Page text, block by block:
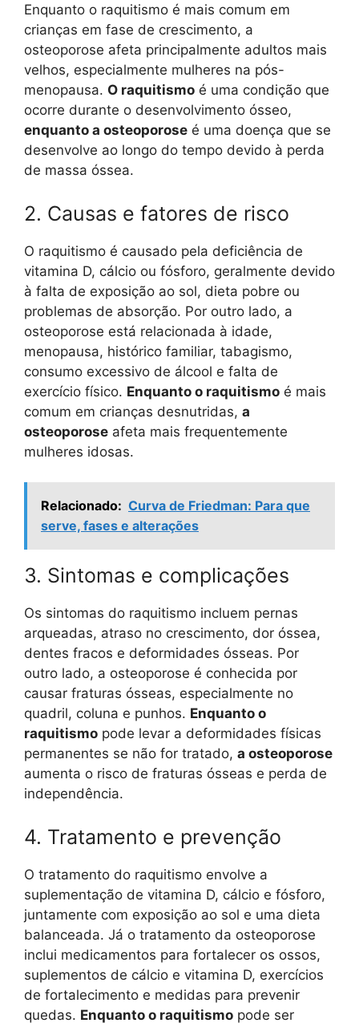
Enquanto o raquitismo é mais comum em
crianças em fase de crescimento, a
osteoporose afeta principalmente adultos mais
velhos, especialmente mulheres na pós-
menopausa. O raquitismo é uma condição que
ocorre durante o desenvolvimento ósseo,
enquanto a osteoporose é uma doença que se
desenvolve ao longo do tempo devido à perda
de massa óssea.
2. Causas e fatores de risco
O raquitismo é causado pela deficiência de
vitamina D, cálcio ou fósforo, geralmente devido
à falta de exposição ao sol, dieta pobre ou
problemas de absorção. Por outro lado, a
osteoporose está relacionada à idade,
menopausa, histórico familiar, tabagismo,
consumo excessivo de álcool e falta de
exercício físico. Enquanto o raquitismo é mais
comum em crianças desnutridas, a
osteoporose afeta mais frequentemente
mulheres idosas.
Relacionado: Curva de Friedman: Para que
serve, fases e alterações
3. Sintomas e complicações
Os sintomas do raquitismo incluem pernas
arqueadas, atraso no crescimento, dor óssea,
dentes fracos e deformidades ósseas. Por
outro lado, a osteoporose é conhecida por
causar fraturas ósseas, especialmente no
quadril, coluna e punhos. Enquanto o
raquitismo pode levar a deformidades físicas
permanentes se não for tratado, a osteoporose
aumenta o risco de fraturas ósseas e perda de
independência.
4. Tratamento e prevenção
O tratamento do raquitismo envolve a
suplementação de vitamina D, cálcio e fósforo,
juntamente com exposição ao sol e uma dieta
balanceada. Já o tratamento da osteoporose
inclui medicamentos para fortalecer os ossos,
suplementos de cálcio e vitamina D, exercícios
de fortalecimento e medidas para prevenir
quedas. Enquanto o raquitismo pode ser